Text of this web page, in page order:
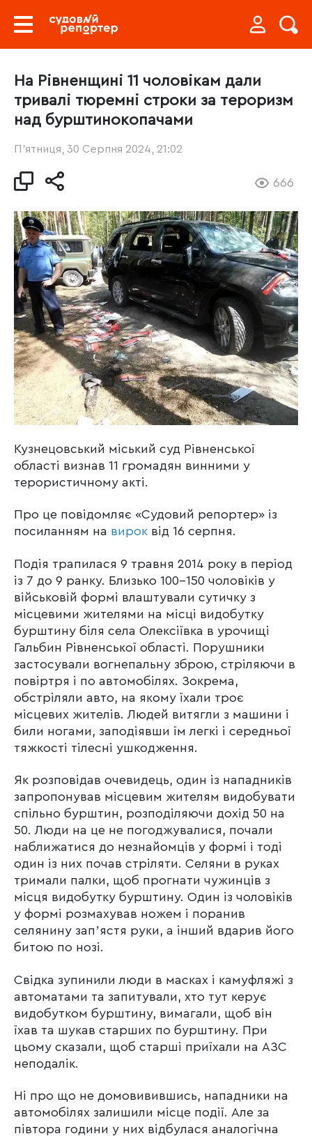
На Рівненщині 11 чоловікам дали
тривалі тюремні строки за тероризм
над бурштинокопачами
П’ятниця, 30 Серпня 2024, 21:02
666
Кузнецовський міський суд Рівненської
області визнав 11 громадян винними у
терористичному акті.
Про це повідомляє «Судовий репортер» із
посиланням на вирок від 16 серпня.
Подія трапилася 9 травня 2014 року в період
із 7 до 9 ранку. Близько 100-150 чоловіків у
військовій формі влаштували сутичку з
місцевими жителями на місці видобутку
бурштину біля села Олексіївка в урочищі
Гальбин Рівненської області. Порушники
застосували вогнепальну зброю, стріляючи в
повіртря і по автомобілях. Зокрема,
обстріляли авто, на якому їхали троє
місцевих жителів. Людей витягли з машини і
били ногами, заподіявши їм легкі і середньої
тяжкості тілесні ушкодження.
Як розповідав очевидець, один із нападників
запропонував місцевим жителям видобувати
спільно бурштин, розподіляючи дохід 50 на
50. Люди на це не погоджувалися, почали
наближатися до незнайомців у формі і тоді
один із них почав стріляти. Селяни в руках
тримали палки, щоб прогнати чужинців з
місця видобутку бурштину. Один із чоловіків
у формі розмахував ножем і поранив
селянину запʼястя руки, а інший вдарив його
битою по нозі.
Свідка зупинили люди в масках і камуфляжі з
автоматами та запитували, хто тут керує
видобутком бурштину, вимагали, щоб він
їхав та шукав старших по бурштину. При
цьому сказали, щоб старші приїхали на АЗС
неподалік.
Ні про що не домовивившись, нападники на
автомобілях залишили місце події. Але за
півтора години у них відбулася аналогічна